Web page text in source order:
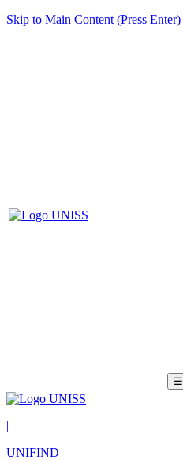
Skip to Main Content (Press Enter)
☰
|
UNIFIND